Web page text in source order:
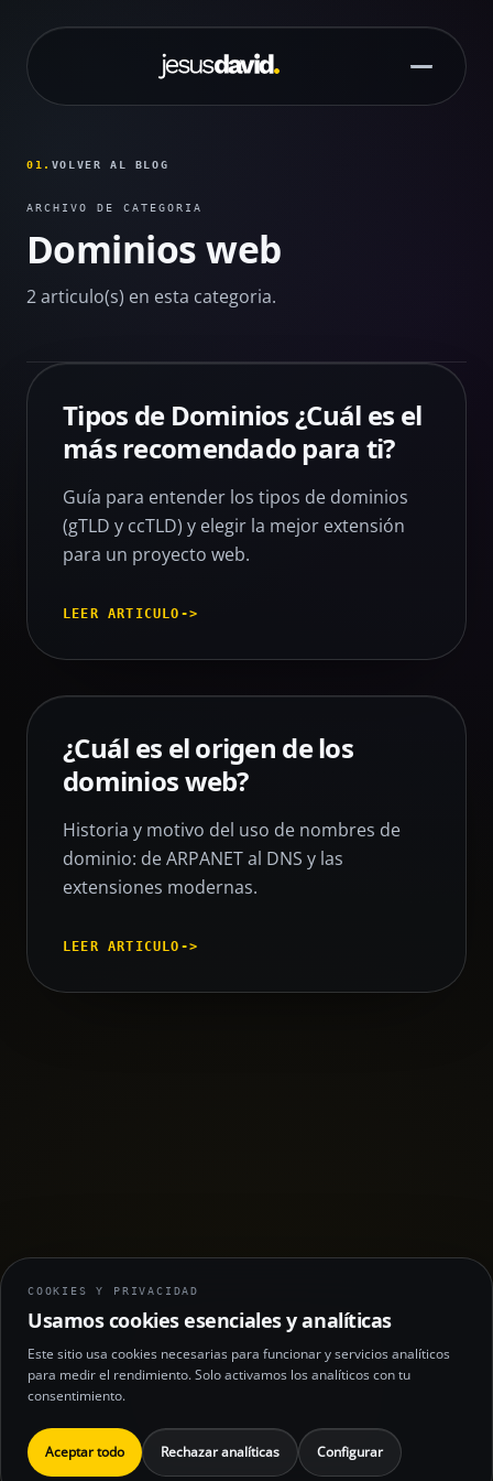
01. VOLVER AL BLOG
ARCHIVO DE CATEGORIA
Dominios web
2 articulo(s) en esta categoria.
Tipos de Dominios ¿Cuál es el
más recomendado para ti?
Guía para entender los tipos de dominios
(gTLD y ccTLD) y elegir la mejor extensión
para un proyecto web.
LEER ARTICULO ->
¿Cuál es el origen de los
dominios web?
Historia y motivo del uso de nombres de
dominio: de ARPANET al DNS y las
extensiones modernas.
LEER ARTICULO ->
COOKIES Y PRIVACIDAD
Usamos cookies esenciales y analíticas
Este sitio usa cookies necesarias para funcionar y servicios analíticos
para medir el rendimiento. Solo activamos los analíticos con tu
consentimiento.
Aceptar todo Rechazar analíticas Configurar